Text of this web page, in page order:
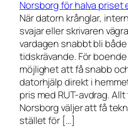
Norsborg för halva priset
När datorn krånglar,
svajar eller skrivaren
vardagen snabbt bli
tidskrävande. För
möjlighet att få snabb
datorhjälp direkt i
pris med RUT-avdrag.
Norsborg väljer att få
stället för […]